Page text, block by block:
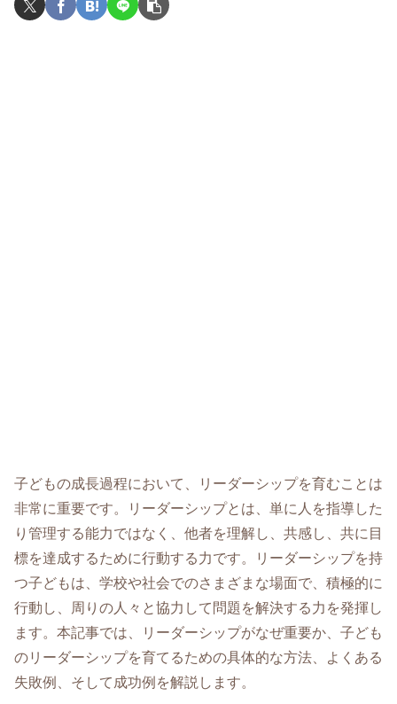
子どもの成長過程において、リーダーシップを育むことは
非常に重要です。リーダーシップとは、単に人を指導した
り管理する能力ではなく、他者を理解し、共感し、共に目
標を達成するために行動する力です。リーダーシップを持
つ子どもは、学校や社会でのさまざまな場面で、積極的に
行動し、周りの人々と協力して問題を解決する力を発揮し
ます。本記事では、リーダーシップがなぜ重要か、子ども
のリーダーシップを育てるための具体的な方法、よくある
失敗例、そして成功例を解説します。